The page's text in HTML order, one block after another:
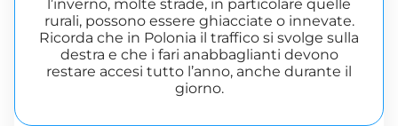
l’inverno, molte strade, in particolare quelle
rurali, possono essere ghiacciate o innevate.
Ricorda che in Polonia il traffico si svolge sulla
destra e che i fari anabbaglianti devono
restare accesi tutto l’anno, anche durante il
giorno.